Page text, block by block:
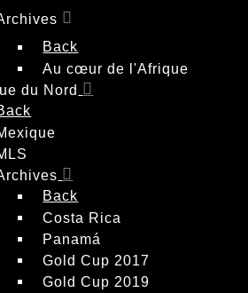
Back
Au cœur de l'Afrique
du Nord
Back
Costa Rica
Panamá
Gold Cup 2017
Gold Cup 2019